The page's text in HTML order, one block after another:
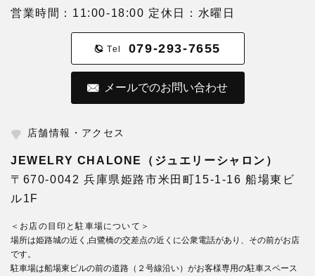
営業時間：11:00-18:00 定休日：水曜日
Tel 079-293-7655
メールでのお問い合わせ
店舗情報・アクセス
JEWELRY CHALONE（ジュエリーシャロン）
〒670-0042 兵庫県姫路市米田町15-1-16 船場東ビ
ル1F
＜お店の目印と駐車場について＞
場所は姫路城の近く,白鷺橋の交差点の近くに公衆電話があり、その前がお店
です。
駐車場は船場東ビルの前の道路（２号線沿い）がお客様専用の駐車スペース